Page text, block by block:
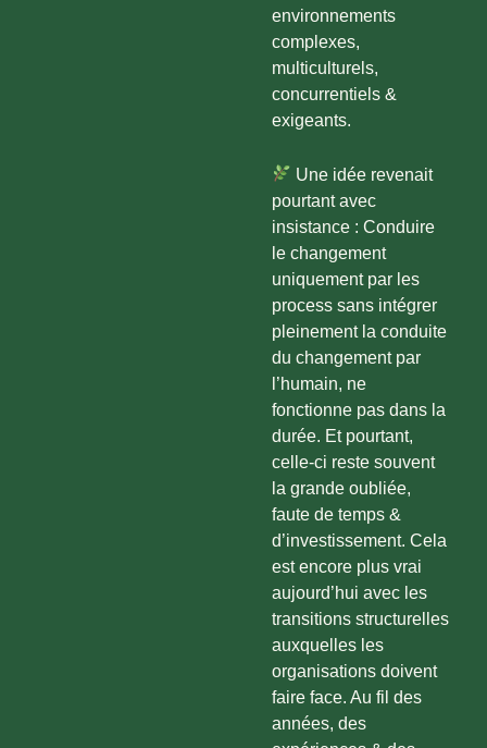
environnements
complexes,
multiculturels,
concurrentiels &
exigeants.
Une idée revenait
pourtant avec
insistance : Conduire
le changement
uniquement par les
process sans intégrer
pleinement la conduite
du changement par
l’humain, ne
fonctionne pas dans la
durée. Et pourtant,
celle-ci reste souvent
la grande oubliée,
faute de temps &
d’investissement. Cela
est encore plus vrai
aujourd’hui avec les
transitions structurelles
auxquelles les
organisations doivent
faire face. Au fil des
années, des